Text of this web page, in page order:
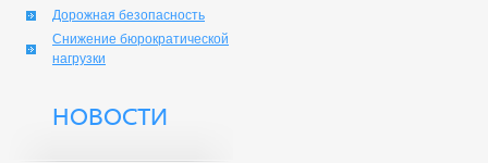
Дорожная безопасность
Снижение бюрократической
нагрузки
НОВОСТИ